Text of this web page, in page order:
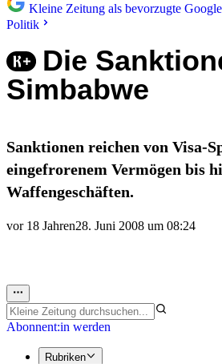
Kleine Zeitung als bevorzugte
Politik
Die
Simbabwe
Sanktionen reichen von Visa-
eingefrorenem Vermögen bis
Waffengeschäften.
vor 18 Jahren28. Juni 2008 um 08:24
Abonnent:in werden
Rubriken